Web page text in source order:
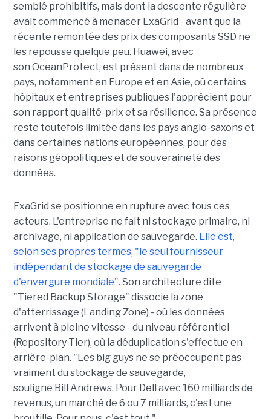
semblé prohibitifs, mais dont la descente régulière
avait commencé à menacer ExaGrid - avant que la
récente remontée des prix des composants SSD ne
les repousse quelque peu. Huawei, avec
son OceanProtect, est présent dans de nombreux
pays, notamment en Europe et en Asie, où certains
hôpitaux et entreprises publiques l'apprécient pour
son rapport qualité-prix et sa résilience. Sa présence
reste toutefois limitée dans les pays anglo-saxons et
dans certaines nations européennes, pour des
raisons géopolitiques et de souveraineté des
données.
ExaGrid se positionne en rupture avec tous ces
acteurs. L'entreprise ne fait ni stockage primaire, ni
archivage, ni application de sauvegarde. Elle est,
selon ses propres termes, "le seul fournisseur
indépendant de stockage de sauvegarde
d'envergure mondiale". Son architecture dite
"Tiered Backup Storage" dissocie la zone
d'atterrissage (Landing Zone) - où les données
arrivent à pleine vitesse - du niveau référentiel
(Repository Tier), où la déduplication s'effectue en
arrière-plan. "Les big guys ne se préoccupent pas
vraiment du stockage de sauvegarde,
souligne Bill Andrews. Pour Dell avec 160 milliards de
revenus, un marché de 6 ou 7 milliards, c'est une